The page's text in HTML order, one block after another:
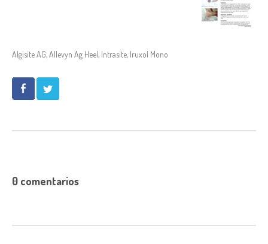
Algisite AG,Allevyn Ag Heel, Intrasite, Iruxol Mono
0 comentarios